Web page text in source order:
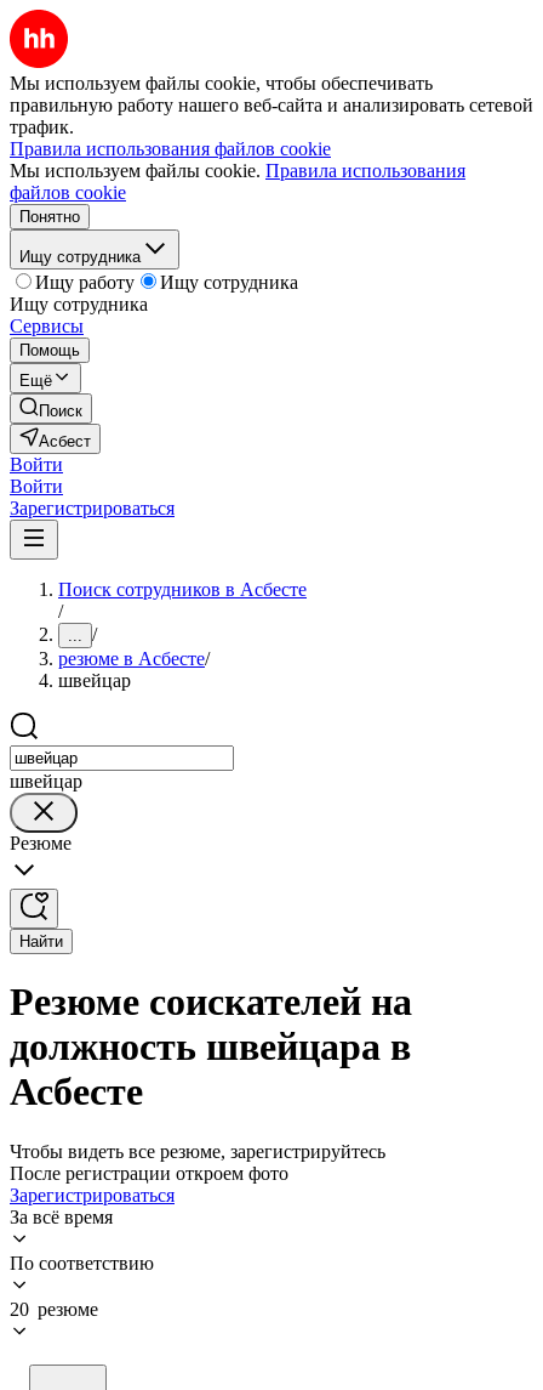
Мы используем файлы cookie, чтобы обеспечивать
правильную работу нашего веб-сайта и анализировать сетевой
трафик.
Правила использования файлов cookie
Мы используем файлы cookie. Правила использования
файлов cookie
Понятно
Ищу сотрудника
Ищу работу
Ищу сотрудника
Ищу сотрудника
Сервисы
Помощь
Ещё
Поиск
Асбест
Войти
Войти
Зарегистрироваться
Поиск сотрудников в Асбесте
/
... /
резюме в Асбесте/
швейцар
швейцар
Резюме
Найти
Резюме соискателей на
должность швейцара в
Асбесте
Чтобы видеть все резюме, зарегистрируйтесь
После регистрации откроем фото
Зарегистрироваться
За всё время
По соответствию
20 резюме